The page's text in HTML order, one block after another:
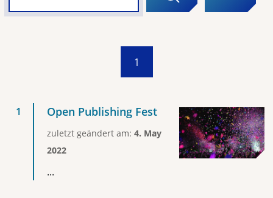
1
Open Publishing Fest
zuletzt geändert am: 4. May
2022
...